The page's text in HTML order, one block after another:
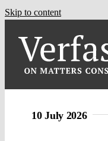
Skip to content
10 July 2026